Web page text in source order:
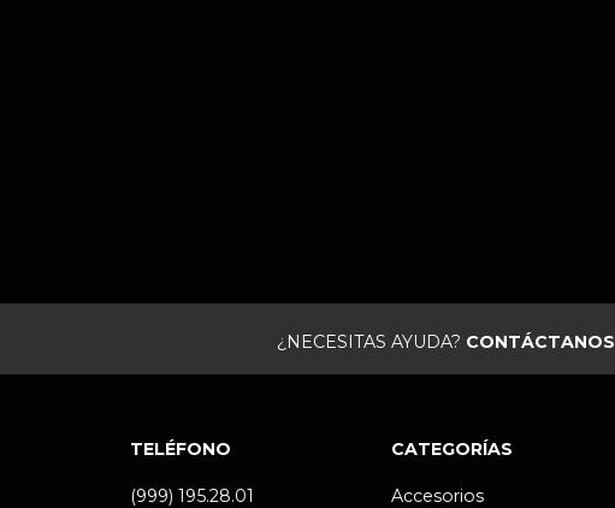
¿NECESITAS AYUDA? CONTÁCTANOS
TELÉFONO
(999) 195.28.01
CATEGORÍAS
Accesorios